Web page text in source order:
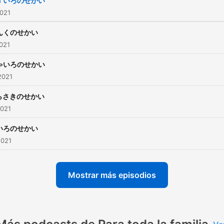
for a child who started
くのせかい
いろのせかい
さきのせかい
ろのせかい
Mostrar más episodios